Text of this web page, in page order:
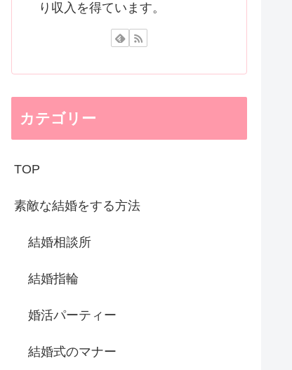
り収入を得ています。
カテゴリー
TOP
素敵な結婚をする方法
結婚相談所
結婚指輪
婚活パーティー
結婚式のマナー